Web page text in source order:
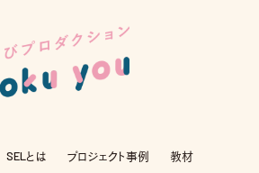
SELとは プロジェクト事例 教材